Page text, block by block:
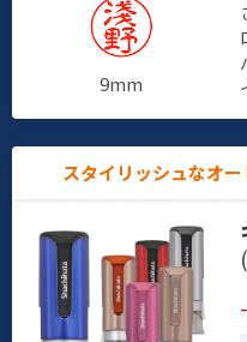
9mm
スタイリッシュなオ
(